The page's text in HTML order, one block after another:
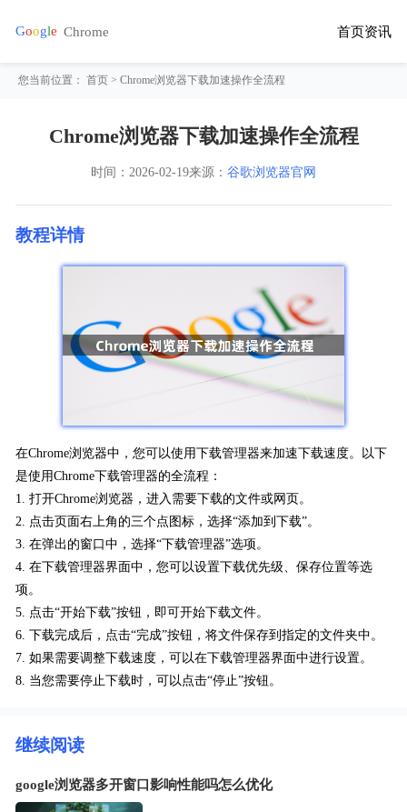
首页资讯
您当前位置：首页 > Chrome浏览器下载加速操作全流程
Chrome浏览器下载加速操作全流程
时间： 2026-02-19来源： 谷歌浏览器官网
教程详情
在Chrome浏览器中，您可以使用下载管理器来加速下载速度。以下
是使用Chrome下载管理器的全流程：
1. 打开Chrome浏览器，进入需要下载的文件或网页。
2. 点击页面右上角的三个点图标，选择“添加到下载”。
3. 在弹出的窗口中，选择“下载管理器”选项。
4. 在下载管理器界面中，您可以设置下载优先级、保存位置等选
项。
5. 点击“开始下载”按钮，即可开始下载文件。
6. 下载完成后，点击“完成”按钮，将文件保存到指定的文件夹中。
7. 如果需要调整下载速度，可以在下载管理器界面中进行设置。
8. 当您需要停止下载时，可以点击“停止”按钮。
继续阅读
google浏览器多开窗口影响性能吗怎么优化